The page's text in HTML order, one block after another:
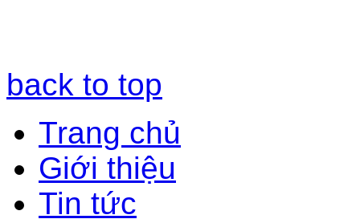
back to top
Trang chủ
Giới thiệu
Tin tức